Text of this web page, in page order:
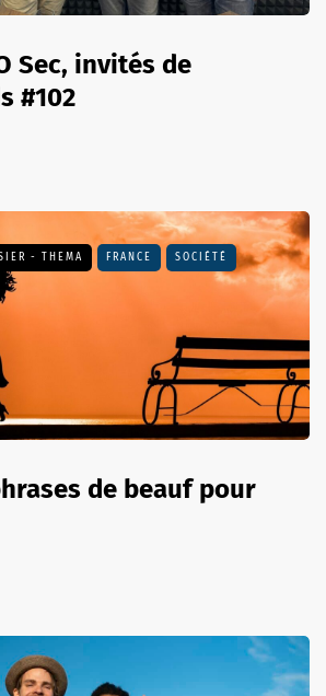
Sec, invités de
#102
- THEMA FRANCE SOCIÉTÉ
de beauf pour